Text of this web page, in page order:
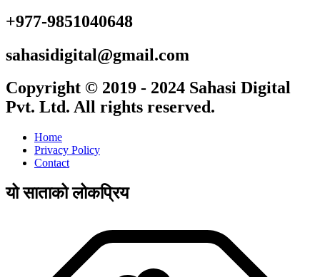
+977-9851040648
sahasidigital@gmail.com
Copyright © 2019 - 2024 Sahasi Digital
Pvt. Ltd. All rights reserved.
Home
Privacy Policy
Contact
यो साताको लोकप्रिय